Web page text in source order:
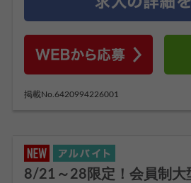
掲載No.6420994226001
8/21～28限定！会員制大